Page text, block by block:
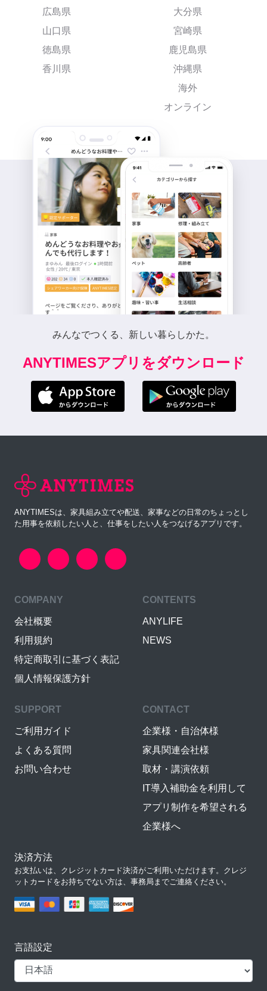
広島県
山口県
徳島県
香川県
大分県
宮崎県
鹿児島県
沖縄県
海外
オンライン
みんなでつくる、新しい暮らしかた。
ANYTIMESアプリをダウンロード
ANYTIMESは、家具組み立てや配送、家事などの日常のちょっとし
た用事を依頼したい人と、仕事をしたい人をつなげるアプリです。
COMPANY
会社概要
利用規約
特定商取引に基づく表記
個人情報保護方針
CONTENTS
ANYLIFE
NEWS
SUPPORT
ご利用ガイド
よくある質問
お問い合わせ
CONTACT
企業様・自治体様
家具関連会社様
取材・講演依頼
IT導入補助金を利用して
アプリ制作を希望される
企業様へ
決済方法
お支払いは、クレジットカード決済がご利用いただけます。クレジ
ットカードをお持ちでない方は、事務局までご連絡ください。
言語設定